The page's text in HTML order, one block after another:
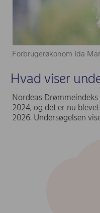
Forbrugerøkonom Ida
Hvad viser
Nordeas
2024, og det er nu
2026. Undersøgelsen